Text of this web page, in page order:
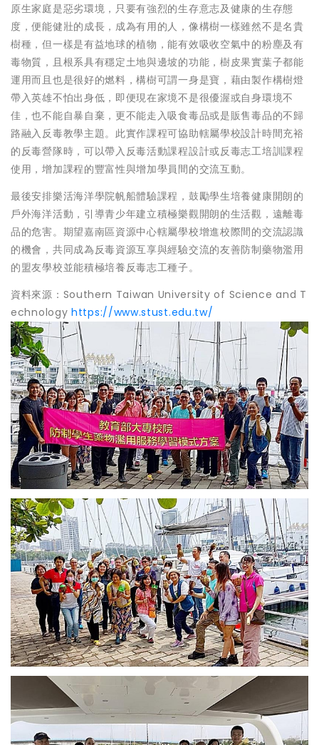
原生家庭是惡劣環境，只要有強烈的生存意志及健康的生存態
度，便能健壯的成長，成為有用的人，像構樹一樣雖然不是名貴
樹種，但一樣是有益地球的植物，能有效吸收空氣中的粉塵及有
毒物質，且根系具有穩定土地與邊坡的功能，樹皮果實葉子都能
運用而且也是很好的燃料，構樹可謂一身是寶，藉由製作構樹燈
帶入英雄不怕出身低，即便現在家境不是很優渥或自身環境不
佳，也不能自暴自棄，更不能走入吸食毒品或是販售毒品的不歸
路融入反毒教學主題。此實作課程可協助轄屬學校設計時間充裕
的反毒營隊時，可以帶入反毒活動課程設計或反毒志工培訓課程
使用，增加課程的豐富性與增加學員間的交流互動。
最後安排樂活海洋學院帆船體驗課程，鼓勵學生培養健康開朗的
戶外海洋活動，引導青少年建立積極樂觀開朗的生活觀，遠離毒
品的危害。期望嘉南區資源中心轄屬學校增進校際間的交流認識
的機會，共同成為反毒資源互享與經驗交流的友善防制藥物濫用
的盟友學校並能積極培養反毒志工種子。
資料來源：Southern Taiwan University of Science and T
echnology https://www.stust.edu.tw/